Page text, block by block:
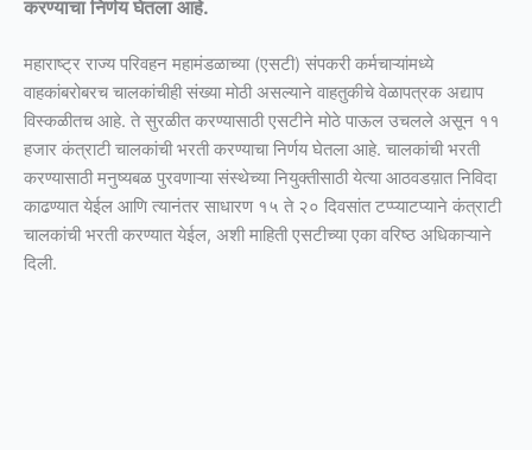
करण्याचा निर्णय घेतला आहे.
महाराष्ट्र राज्य परिवहन महामंडळाच्या (एसटी) संपकरी कर्मचाऱ्यांमध्ये
वाहकांबरोबरच चालकांचीही संख्या मोठी असल्याने वाहतुकीचे वेळापत्रक अद्याप
विस्कळीतच आहे. ते सुरळीत करण्यासाठी एसटीने मोठे पाऊल उचलले असून ११
हजार कंत्राटी चालकांची भरती करण्याचा निर्णय घेतला आहे. चालकांची भरती
करण्यासाठी मनुष्यबळ पुरवणाऱ्या संस्थेच्या नियुक्तीसाठी येत्या आठवडय़ात निविदा
काढण्यात येईल आणि त्यानंतर साधारण १५ ते २० दिवसांत टप्प्याटप्याने कंत्राटी
चालकांची भरती करण्यात येईल, अशी माहिती एसटीच्या एका वरिष्ठ अधिकाऱ्याने
दिली.